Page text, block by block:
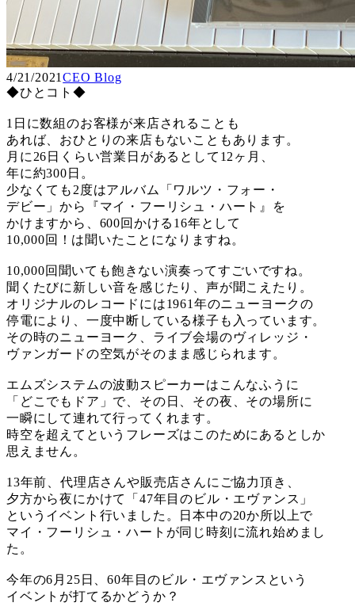
4/21/2021CEO Blog
◆ひとコト◆
1日に数組のお客様が来店されることも
あれば、おひとりの来店もないこともあります。
月に26日くらい営業日があるとして12ヶ月、
年に約300日。
少なくても2度はアルバム「ワルツ・フォー・
デビー」から『マイ・フーリシュ・ハート』を
かけますから、600回かける16年として
10,000回！は聞いたことになりますね。
10,000回聞いても飽きない演奏ってすごいですね。
聞くたびに新しい音を感じたり、声が聞こえたり。
オリジナルのレコードには1961年のニューヨークの
停電により、一度中断している様子も入っています。
その時のニューヨーク、ライブ会場のヴィレッジ・
ヴァンガードの空気がそのまま感じられます。
エムズシステムの波動スピーカーはこんなふうに
「どこでもドア」で、その日、その夜、その場所に
一瞬にして連れて行ってくれます。
時空を超えてというフレーズはこのためにあるとしか
思えません。
13年前、代理店さんや販売店さんにご協力頂き、
夕方から夜にかけて「47年目のビル・エヴァンス」
というイベント行いました。日本中の20か所以上で
マイ・フーリシュ・ハートが同じ時刻に流れ始めまし
た。
今年の6月25日、60年目のビル・エヴァンスという
イベントが打てるかどうか？